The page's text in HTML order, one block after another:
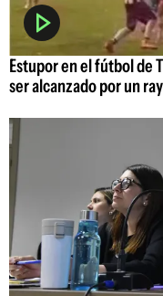
Estupor en el fútbol de
ser alcanzado por un